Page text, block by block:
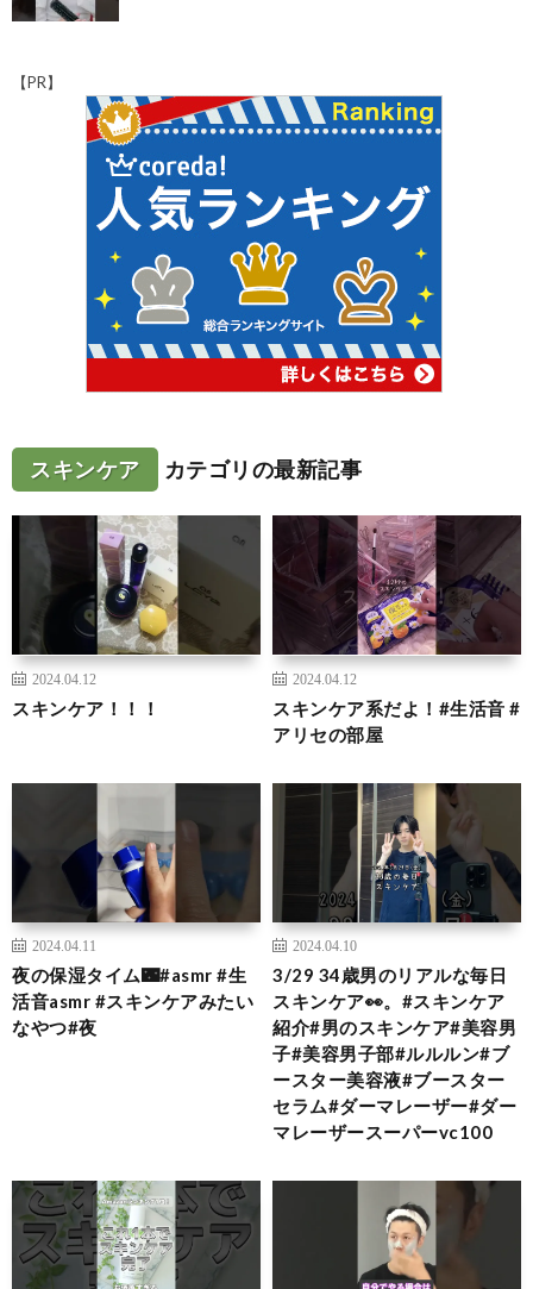
【PR】
スキンケア カテゴリの最新記事
2024.04.12
スキンケア！！！
2024.04.12
スキンケア系だよ！#生活音 #
アリセの部屋
2024.04.11
夜の保湿タイム🌃#asmr #生
活音asmr #スキンケアみたい
なやつ#夜
2024.04.10
3/29 34歳男のリアルな毎日
スキンケア👀。#スキンケア
紹介#男のスキンケア#美容男
子#美容男子部#ルルルン#ブ
ースター美容液#ブースター
セラム#ダーマレーザー#ダー
マレーザースーパーvc100